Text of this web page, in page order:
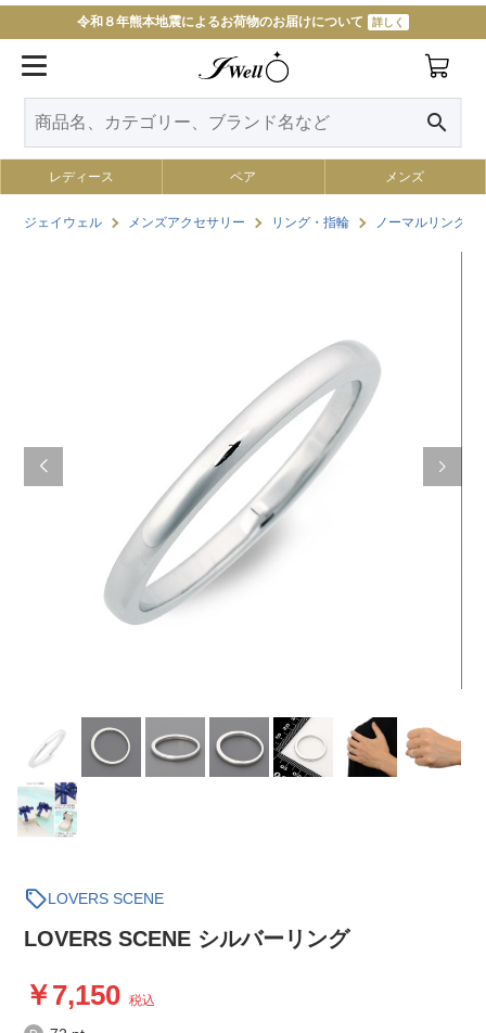
令和８年熊本地震によるお荷物のお届けについて 詳しく
search
レディース ペア メンズ
ジェイウェル メンズアクセサリー リング・指輪 ノーマルリング
sellLOVERS SCENE
LOVERS SCENE シルバーリング
7,150 税込